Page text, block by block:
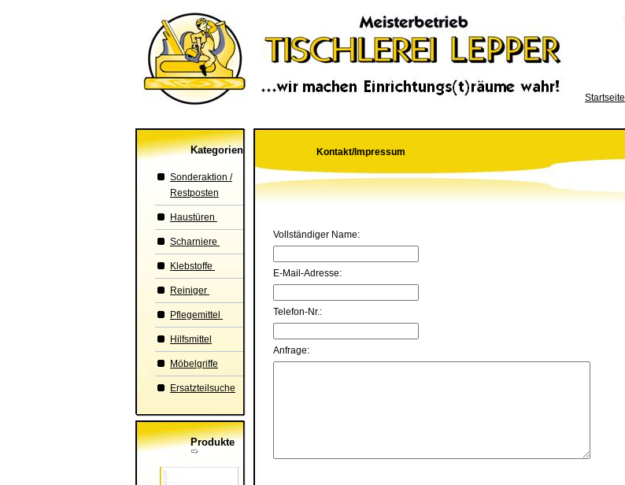
Startseite
Kategorien
Sonderaktion /
Restposten
Haustüren
Scharniere
Klebstoffe
Reiniger
Pflegemittel
Hilfsmittel
Möbelgriffe
Ersatzteilsuche
Produkte
Kontakt/Impressum
Vollständiger Name:
E-Mail-Adresse:
Telefon-Nr.:
Anfrage: